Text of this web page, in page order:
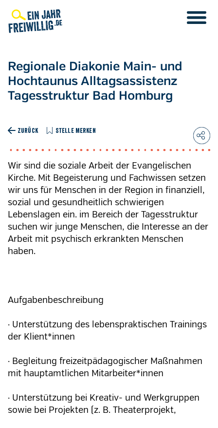
zum
Inhalt
Regionale Diakonie Main- und
Hochtaunus Alltagsassistenz
Tagesstruktur Bad Homburg
ZURÜCK STELLE MERKEN
Wir sind die soziale Arbeit der Evangelischen
Kirche. Mit Begeisterung und Fachwissen setzen
wir uns für Menschen in der Region in finanziell,
sozial und gesundheitlich schwierigen
Lebenslagen ein. im Bereich der Tagesstruktur
suchen wir junge Menschen, die Interesse an der
Arbeit mit psychisch erkrankten Menschen
haben.
Aufgabenbeschreibung
· Unterstützung des lebenspraktischen Trainings
der Klient*innen
· Begleitung freizeitpädagogischer Maßnahmen
mit hauptamtlichen Mitarbeiter*innen
· Unterstützung bei Kreativ- und Werkgruppen
sowie bei Projekten (z. B. Theaterprojekt,